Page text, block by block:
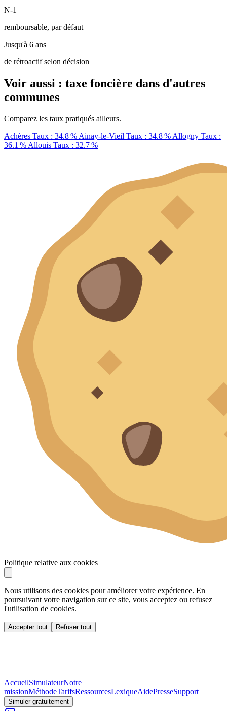
N-1
remboursable, par défaut
Jusqu'à 6 ans
de rétroactif selon décision
Voir aussi : taxe foncière dans d'autres
communes
Comparez les taux pratiqués ailleurs.
Achères Taux : 34.8 % Ainay-le-Vieil Taux : 34.8 % Allogny Taux :
36.1 % Allouis Taux : 32.7 %
Politique relative aux cookies
Nous utilisons des cookies pour améliorer votre expérience. En
poursuivant votre navigation sur ce site, vous acceptez ou refusez
l'utilisation de cookies.
Accepter tout Refuser tout
AccueilSimulateurNotre
missionMéthodeTarifsRessourcesLexiqueAidePresseSupport
Simuler gratuitement